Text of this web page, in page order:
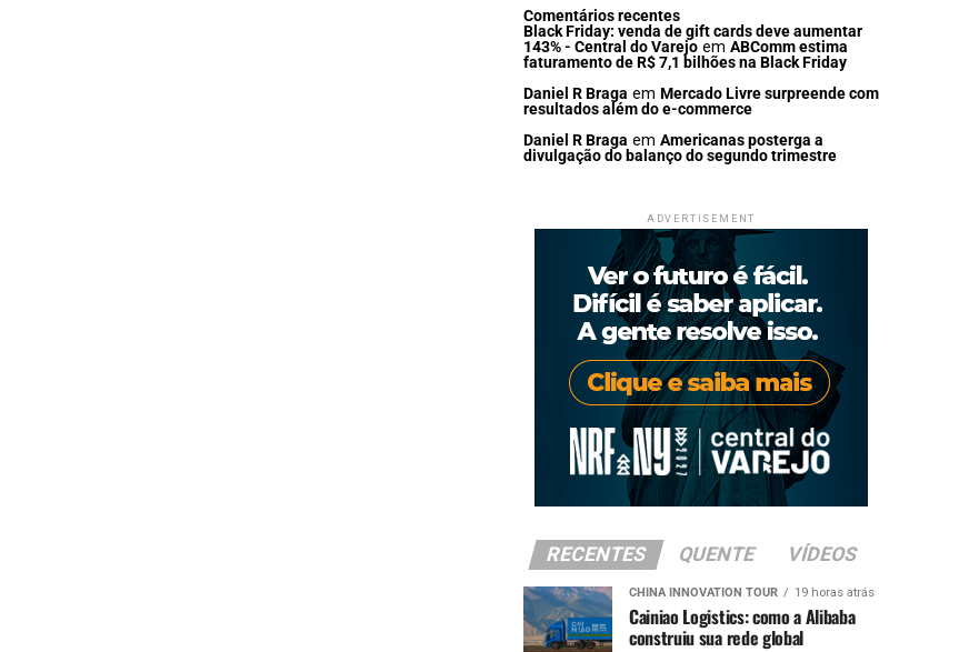
Comentários recentes
Black Friday: venda de gift cards deve aumentar
143% - Central do Varejo em ABComm estima
faturamento de R$ 7,1 bilhões na Black Friday
Daniel R Braga em Mercado Livre surpreende com
resultados além do e-commerce
Daniel R Braga em Americanas posterga a
divulgação do balanço do segundo trimestre
ADVERTISEMENT
RECENTES QUENTE VÍDEOS
CHINA INNOVATION TOUR 19 horas atrás
Cainiao Logistics: como a Alibaba
construiu sua rede global